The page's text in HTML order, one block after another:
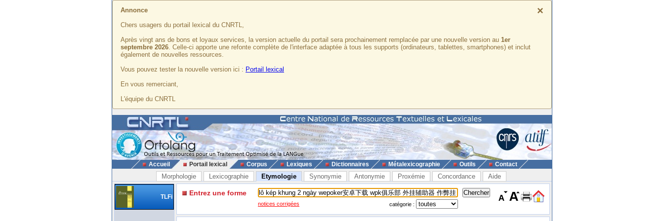
×
Annonce
Chers usagers du portail lexical du CNRTL,
Après vingt ans de bons et loyaux services, la version actuelle du portail sera prochainement remplacée par une nouvelle version au 1er
septembre 2026. Celle-ci apporte une refonte complète de l'interface adaptée à tous les supports (ordinateurs, tablettes, smartphones) et inclut
également de nouvelles ressources.
Vous pouvez tester la nouvelle version ici : Portail lexical
En vous remerciant,
L'équipe du CNRTL
Accueil Portail lexical Corpus Lexiques Dictionnaires Métalexicographie Outils Contact
Morphologie Lexicographie Etymologie Synonymie Antonymie Proxémie Concordance Aide
TLFi Entrez une forme
notices corrigées catégorie :